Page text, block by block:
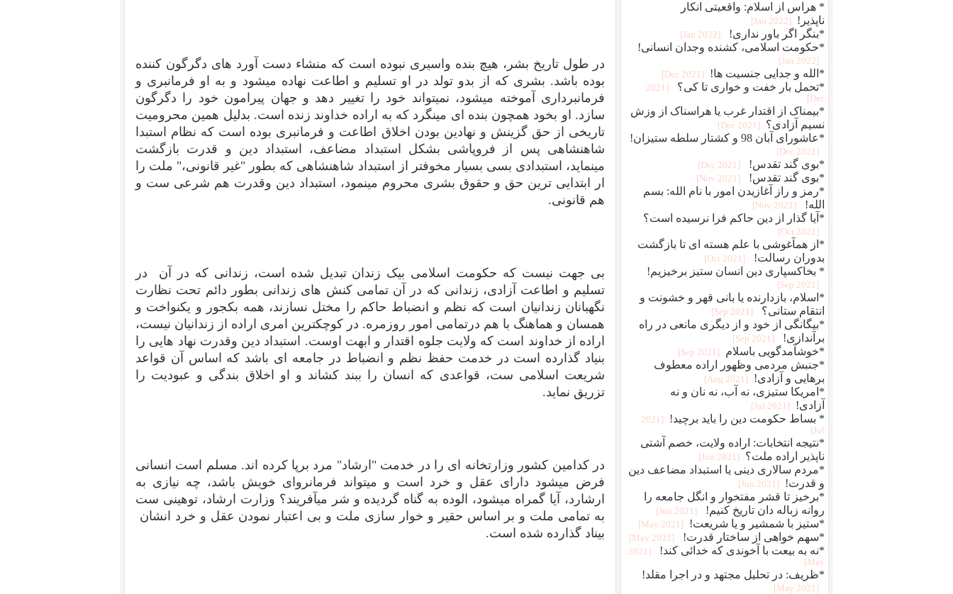
در طول تاریخ بشر، هیچ بنده واسیری نبوده است که منشاء دست آورد های دگرگون کننده
بوده باشد. بشری که از بدو تولد در او تسلیم و اطاعت نهاده میشود و به او فرمانبری و
فرمانبرداری آموخته میشود، نمیتواند خود را تغییر دهد و جهان پیرامون خود را دگرگون
سازد. او بخود همچون بنده ای مینگرد که به اراده خداوند زنده است. بدلیل همین محرومیت
تاریخی از حق گزینش و نهادین بودن اخلاق اطاعت و فرمانبری بوده است که نظام استبدا
شاهنشاهی پس از فروپاشی بشکل استبداد مضاعف، استبداد دین و قدرت بازگشت
مینماید، استبدادی بسی بسیار مخوفتر از استبداد شاهنشاهی که بطور "غیر قانونی،" ملت را
ار ابتدایی ترین حق و حقوق بشری محروم مینمود، استبداد دین وقدرت هم شرعی ست و
هم قانونی.
بی جهت نیست که حکومت اسلامی بیک زندان تبدیل شده است، زندانی که در آن در
تسلیم و اطاعت آزادی، زندانی که در آن تمامی کنش های زندانی بطور دائم تحت نظارت
نگهبانان زندانیان است که نظم و انضباط حاکم را مختل نسازند، همه بکجور و یکنواخت و
همسان و هماهنگ با هم درتمامی امور روزمره. در کوچکترین امری اراده از زندانیان نیست،
اراده از خداوند است که ولایت جلوه اقتدار و ابهت اوست. استبداد دین وقدرت نهاد هایی را
بنیاد گذارده است در خدمت حفظ نظم و انضباط در جامعه ای باشد که اساس آن قواعد
شریعت اسلامی ست، قواعدی که انسان را ببند کشاند و او اخلاق بندگی و عبودیت را
تزریق نماید.
در کدامین کشور وزارتخانه ای را در خدمت "ارشاد" مرد برپا کرده اند. مسلم است انسانی
فرض میشود دارای عقل و خرد است و میتواند فرمانروای خویش باشد، چه نیازی به
ارشارد، آیا گمراه میشود، الوده به گناه گردیده و شر میآفریند؟ وزارت ارشاد، توهینی ست
به تمامی ملت و بر اساس حقیر و خوار سازی ملت و بی اعتبار نمودن عقل و خرد انشان
بیناد گذارده شده است.
* هراس از اسلام: واقعیتی انکار
ناپذیر!
[2022 Jan]
*بنگر اگر باور نداری! [2022 Jan]
*حکومت اسلامی، کشنده وجدان انسانی!
[2022 Jan]
*الله و جدایی جنسیت ها! [2021 Dec]
*تحمل بار خفت و خواری تا کی؟
[2021
Dec]
*بیمناک از اقتدار غرب یا هراسناک از وزش
نسیم آزادی؟
[2021 Dec]
*عاشورای آبان 98 و کشتار سلطه ستیزان!
[2021 Dec]
*بوی گند تقدس! [2021 Dec]
*بوی گند تقدس! [2021 Nov]
*رمز و راز آغازیدن امور با نام الله: بسم
الله!
[2021 Nov]
*آیا گذار از دین حاکم فرا نرسیده است؟
[2021 Oct]
*از همآغوشی با علم هسته ای تا بازگشت
بدوران رسالت!
[2021 Oct]
* بخاکسپاری دین انسان ستیز برخیزیم!
[2021 Sep]
*اسلام، بازدارنده یا بانی قهر و خشونت و
انتقام ستانی؟
[2021 Sep]
*بیگانگی از خود و از دیگری مانعی در راه
برآندازی!
[2021 Sep]
*خوشآمدگویی باسلام [2021 Sep]
*جنبش مردمی وظهور اراده معطوف
برهایی و آزادی!
[2021 Aug]
*امریکا ستیزی، نه آب، نه نان و نه
آزادی!
[2021 Jul]
* بساط حکومت دین را باید برچید!
[2021
Jul]
*نتیجه انتخابات: اراده ولایت، خصم آشتی
ناپذیر اراده ملت؟
[2021 Jun]
*مردم سالاری دینی یا استبداد مضاعف دین
و قدرت!
[2021 Jun]
*برخیز تا قشر مفتخوار و انگل جامعه را
روانه زباله دان تاریخ کنیم!
[2021 Jun]
*ستیز با شمشیر و یا شریعت! [2021 May]
*سهم خواهی از ساختار قدرت! [2021 May]
*نه به بیعت با آخوندی که خدائی کند!
[2021
May]
*ظریف: در تحلیل مجتهد و در اجرا مقلد!
[2021 May]